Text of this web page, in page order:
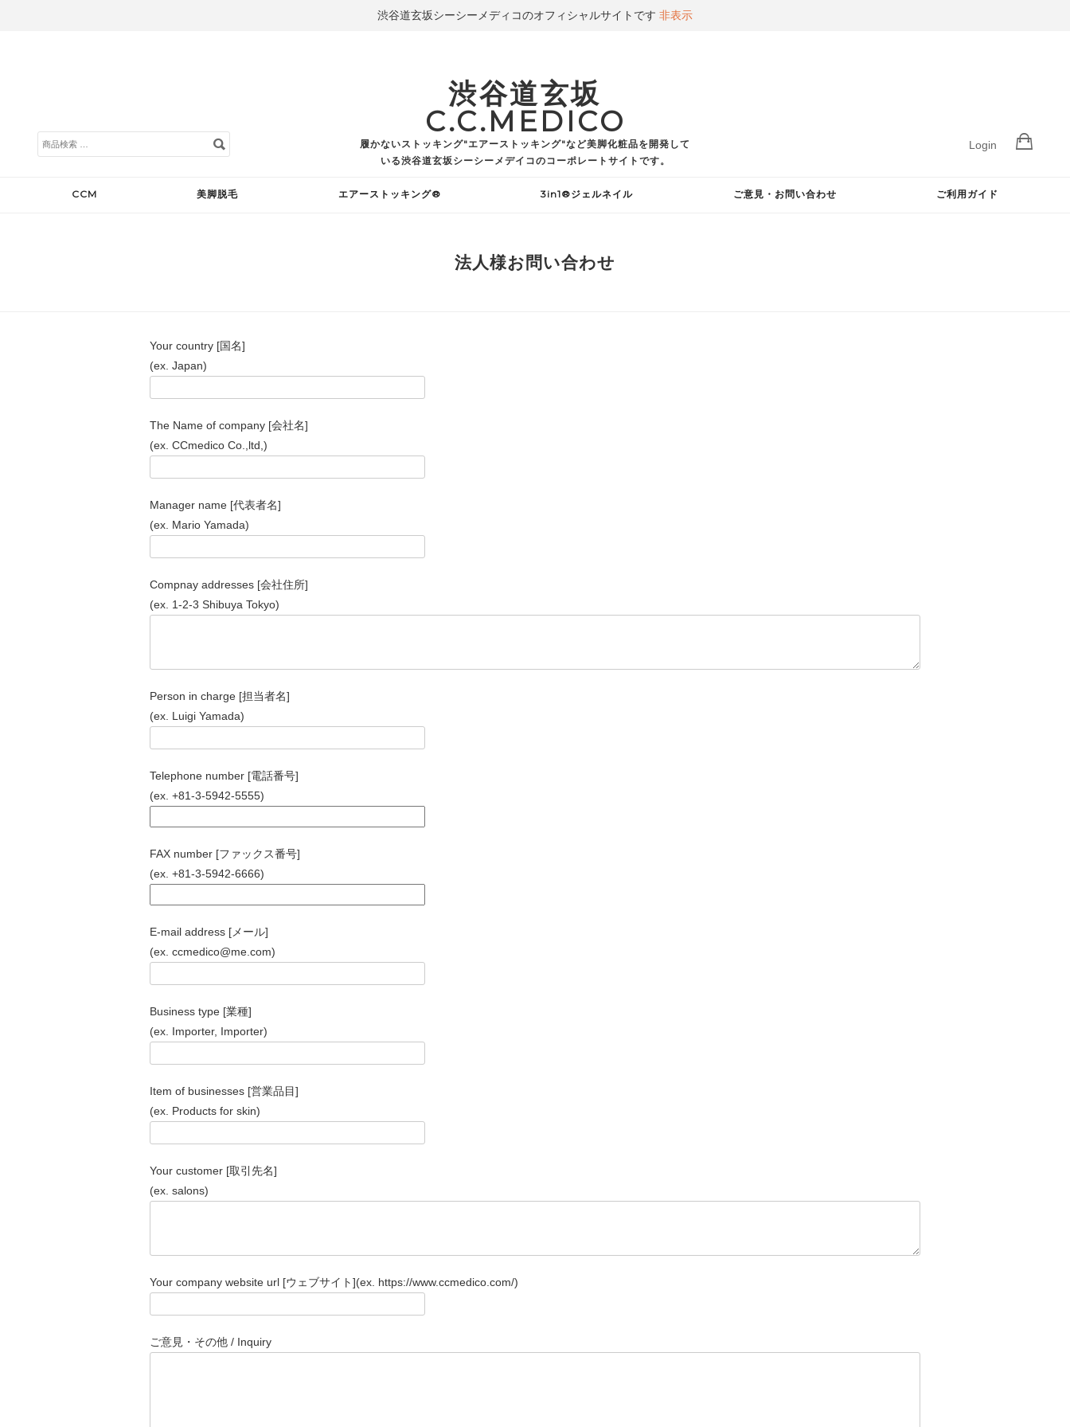
検
索
渋谷道玄坂
C.C.MEDICO
履かないストッキング"エアーストッキング"など美脚化粧品を開発して
いる渋谷道玄坂シーシーメデイコのコーポレートサイトです。
Login
CCM 美脚脱毛 エアーストッキング® 3in1®ジェルネイル ご意見・お問い合わせ ご利用ガイド
法人様お問い合わせ
Your country [国名]
(ex. Japan)
The Name of company [会社名]
(ex. CCmedico Co.,ltd,)
Manager name [代表者名]
(ex. Mario Yamada)
Compnay addresses [会社住所]
(ex. 1-2-3 Shibuya Tokyo)
Person in charge [担当者名]
(ex. Luigi Yamada)
Telephone number [電話番号]
(ex. +81-3-5942-5555)
FAX number [ファックス番号]
(ex. +81-3-5942-6666)
E-mail address [メール]
(ex. ccmedico@me.com)
Business type [業種]
(ex. Importer, Importer)
Item of businesses [営業品目]
(ex. Products for skin)
Your customer [取引先名]
(ex. salons)
Your company website url [ウェブサイト](ex. https://www.ccmedico.com/)
ご意見・その他 / Inquiry
渋谷道玄坂シーシーメディコのオフィシャルサイトです 非表示